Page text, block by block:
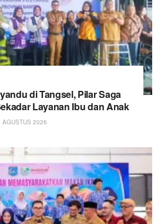
di Tangsel, Pilar Saga
Layanan Ibu dan Anak
AGUSTUS 2026